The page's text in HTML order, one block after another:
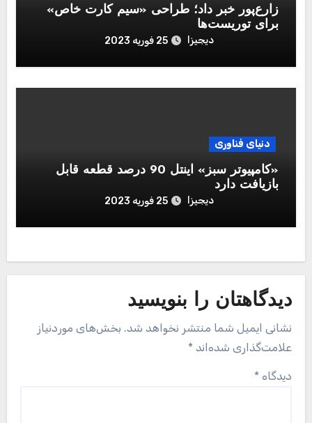
زارع‌پور خبر داد؛ طراحی «سیم کارت خاص»
برای توریست‌ها
دیجیزا 25 فوریه 2023
دنیای فناوری
«کامپیوتر سبز» اینتل 90 درصد قطعه قابل‌
بازیافت دارد
دیجیزا 25 فوریه 2023
دیدگاهتان را بنویسید
نشانی ایمیل شما منتشر نخواهد شد. بخش‌های موردنیاز
علامت‌گذاری شده‌اند *
دیدگاه *